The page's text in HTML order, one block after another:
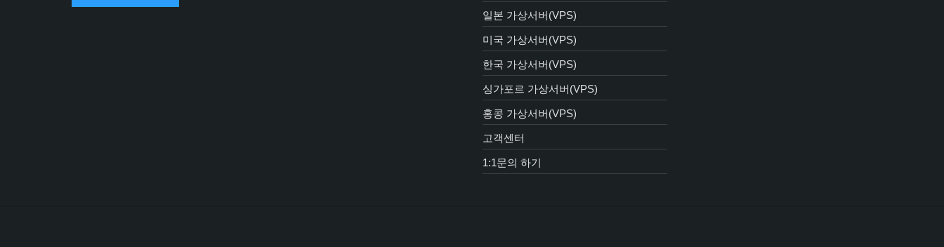
일본 가상서버(VPS)
미국 가상서버(VPS)
한국 가상서버(VPS)
싱가포르 가상서버(VPS)
홍콩 가상서버(VPS)
고객센터
1:1문의 하기